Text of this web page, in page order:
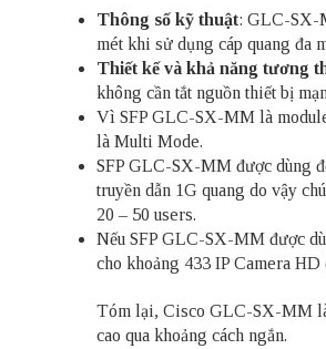
Thông số kỹ thuật: GLC-SX-
mét khi sử dụng cáp quang đa
Thiết kế và khả năng tương
không cần tắt nguồn thiết bị
Vì SFP GLC-SX-MM là
là Multi Mode.
SFP GLC-SX-MM được dùng
truyền dẫn 1G quang do vậy
20 – 50 users.
Nếu SFP GLC-SX-MM được
cho khoảng 433 IP Camera
Tóm lại, Cisco GLC-SX-MM là
cao qua khoảng cách ngắn.